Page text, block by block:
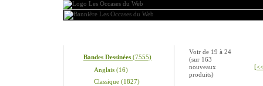
Bandes Dessinées (7555)
Anglais (16)
Classique (1827)
Voir de 19 à 24
(sur 163
nouveaux
produits)